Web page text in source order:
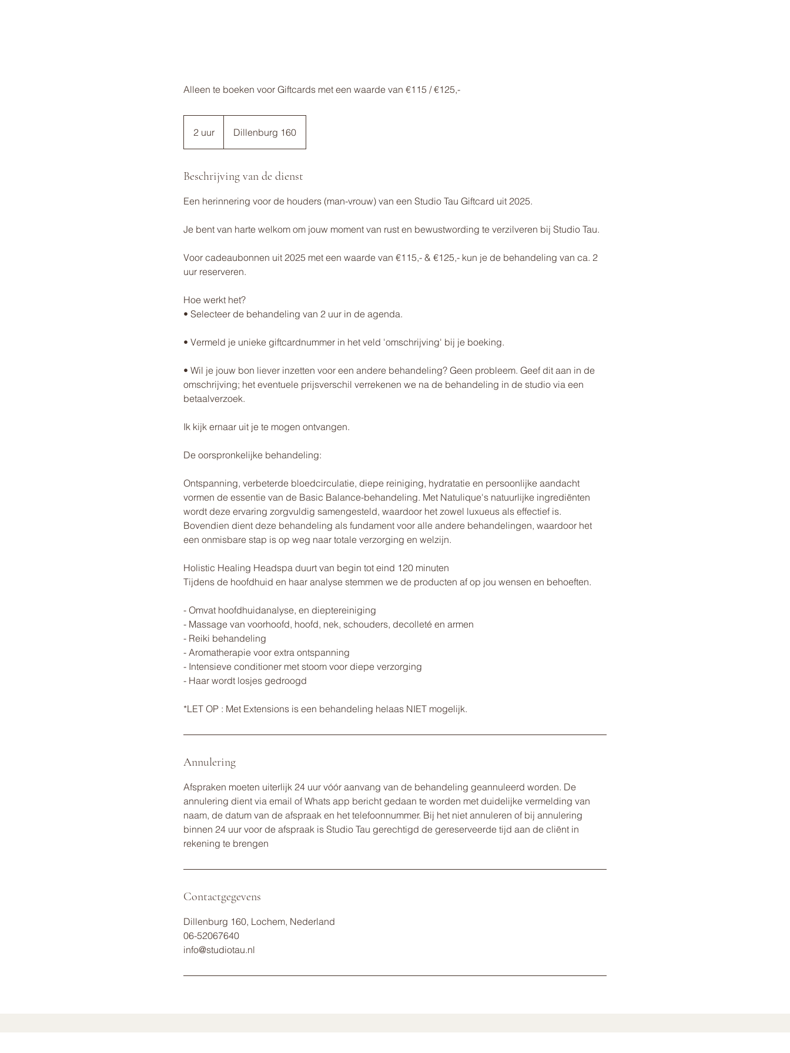
Alleen te boeken voor Giftcards met een waarde van €115 / €125,-
2 uur
u
r
Dillenburg 160
Beschrijving van de dienst
Een herinnering voor de houders (man-vrouw) van een Studio Tau Giftcard uit 2025.
Je bent van harte welkom om jouw moment van rust en bewustwording te verzilveren bij Studio Tau.
Voor cadeaubonnen uit 2025 met een waarde van €115,- & €125,- kun je de behandeling van ca. 2
uur reserveren.
Hoe werkt het?
• Selecteer de behandeling van 2 uur in de agenda.
• Vermeld je unieke giftcardnummer in het veld 'omschrijving' bij je boeking.
• Wil je jouw bon liever inzetten voor een andere behandeling? Geen probleem. Geef dit aan in de
omschrijving; het eventuele prijsverschil verrekenen we na de behandeling in de studio via een
betaalverzoek.
Ik kijk ernaar uit je te mogen ontvangen.
De oorspronkelijke behandeling:
Ontspanning, verbeterde bloedcirculatie, diepe reiniging, hydratatie en persoonlijke aandacht
vormen de essentie van de Basic Balance-behandeling. Met Natulique's natuurlijke ingrediënten
wordt deze ervaring zorgvuldig samengesteld, waardoor het zowel luxueus als effectief is.
Bovendien dient deze behandeling als fundament voor alle andere behandelingen, waardoor het
een onmisbare stap is op weg naar totale verzorging en welzijn.
Holistic Healing Headspa duurt van begin tot eind 120 minuten
Tijdens de hoofdhuid en haar analyse stemmen we de producten af op jou wensen en behoeften.
- Omvat hoofdhuidanalyse, en dieptereiniging
- Massage van voorhoofd, hoofd, nek, schouders, decolleté en armen
- Reiki behandeling
- Aromatherapie voor extra ontspanning
- Intensieve conditioner met stoom voor diepe verzorging
- Haar wordt losjes gedroogd
Annulering
Afspraken moeten uiterlijk 24 uur vóór aanvang van de behandeling geannuleerd worden. De
annulering dient via email of Whats app bericht gedaan te worden met duidelijke vermelding van
naam, de datum van de afspraak en het telefoonnummer. Bij het niet annuleren of bij annulering
binnen 24 uur voor de afspraak is Studio Tau gerechtigd de gereserveerde tijd aan de cliënt in
rekening te brengen
Contactgegevens
Dillenburg 160, Lochem, Nederland
06-52067640
info@studiotau.nl